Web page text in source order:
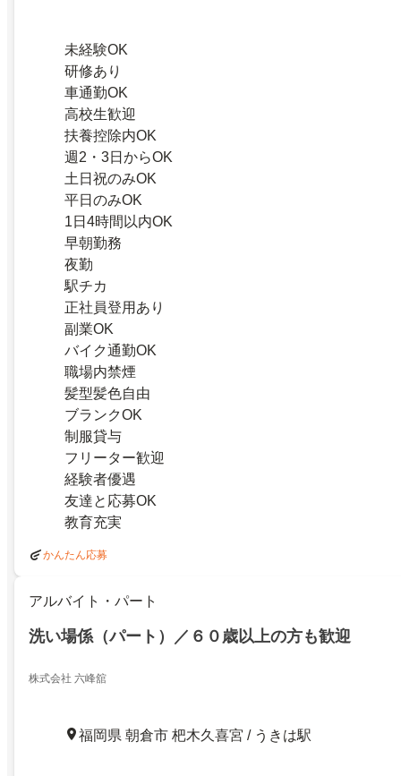
未経験OK
研修あり
車通勤OK
高校生歓迎
扶養控除内OK
週2・3日からOK
土日祝のみOK
平日のみOK
1日4時間以内OK
早朝勤務
夜勤
駅チカ
正社員登用あり
副業OK
バイク通勤OK
職場内禁煙
髪型髪色自由
ブランクOK
制服貸与
フリーター歓迎
経験者優遇
友達と応募OK
教育充実
かんたん応募
アルバイト・パート
洗い場係（パート）／６０歳以上の方も歓迎
株式会社 六峰舘
福岡県 朝倉市 杷木久喜宮 / うきは駅